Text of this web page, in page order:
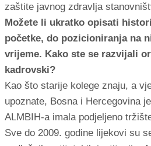
zaštite javnog zdravlja
Možete li ukratko opisati
početke, do pozicioniranja na
vrijeme. Kako ste se razvijali
kadrovski?
Kao što starije kolege znaju, a
upoznate, Bosna i Hercegovina
ALMBIH-a imala podjeljeno
Sve do 2009. godine lijekovi su